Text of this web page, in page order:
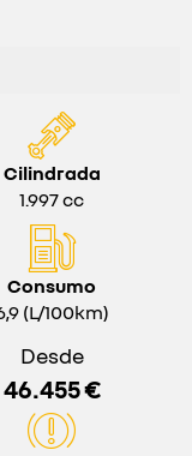
Cilindrada
1.997 cc
Consumo
(L/100km)
Desde
46.455 €